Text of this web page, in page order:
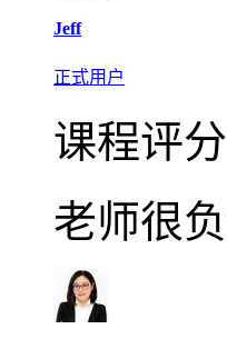
Jeff
正式用户
课程评分
老师很